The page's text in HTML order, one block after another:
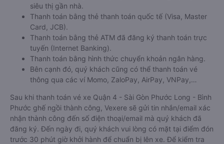
siêu thị gần nhà.
Thanh toán bằng thẻ thanh toán quốc tế (Visa, Master
Card, JCB).
Thanh toán bằng thẻ ATM đã đăng ký thanh toán trực
tuyến (Internet Banking).
Thanh toán bằng hình thức chuyển khoản ngân hàng.
Bên cạnh đó, quý khách cũng có thể thanh toán vé
thông qua các ví Momo, ZaloPay, AirPay, VNPay,…
Sau khi thanh toán vé xe Quận 4 - Sài Gòn Phước Long - Bình
Phước ghế ngồi thành công, Vexere sẽ gửi tin nhắn/email xác
nhận thành công đến số điện thoại/email mà quý khách đã
đăng ký. Đến ngày đi, quý khách vui lòng có mặt tại điểm đón
trước 30 phút giờ khởi hành để chuẩn bị lên xe. Để kiểm tra